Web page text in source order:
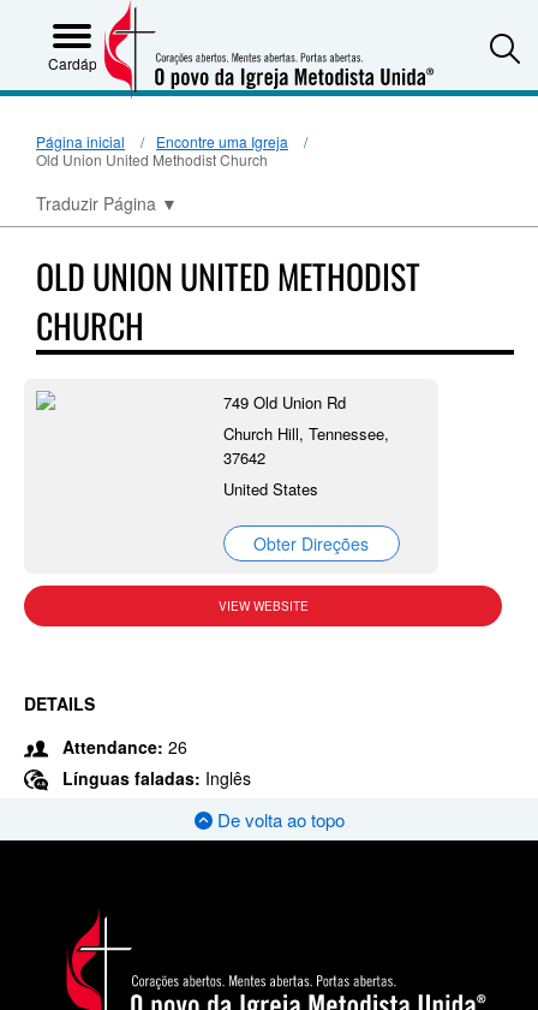
Cardápio
Página inicial
Encontre uma Igreja
Old Union United Methodist Church
Traduzir Página ▼
OLD UNION UNITED METHODIST
CHURCH
749 Old Union Rd
Church Hill, Tennessee,
37642
United States
Obter Direções
VIEW WEBSITE
DETAILS
Attendance: 26
Línguas faladas: Inglês
De volta ao topo